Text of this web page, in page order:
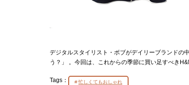
デジタルスタイリスト・ボブがデイリーブランドの
う？」 。今回は、これからの季節に買い足すべき
Tags： 忙しくてもおしゃれ